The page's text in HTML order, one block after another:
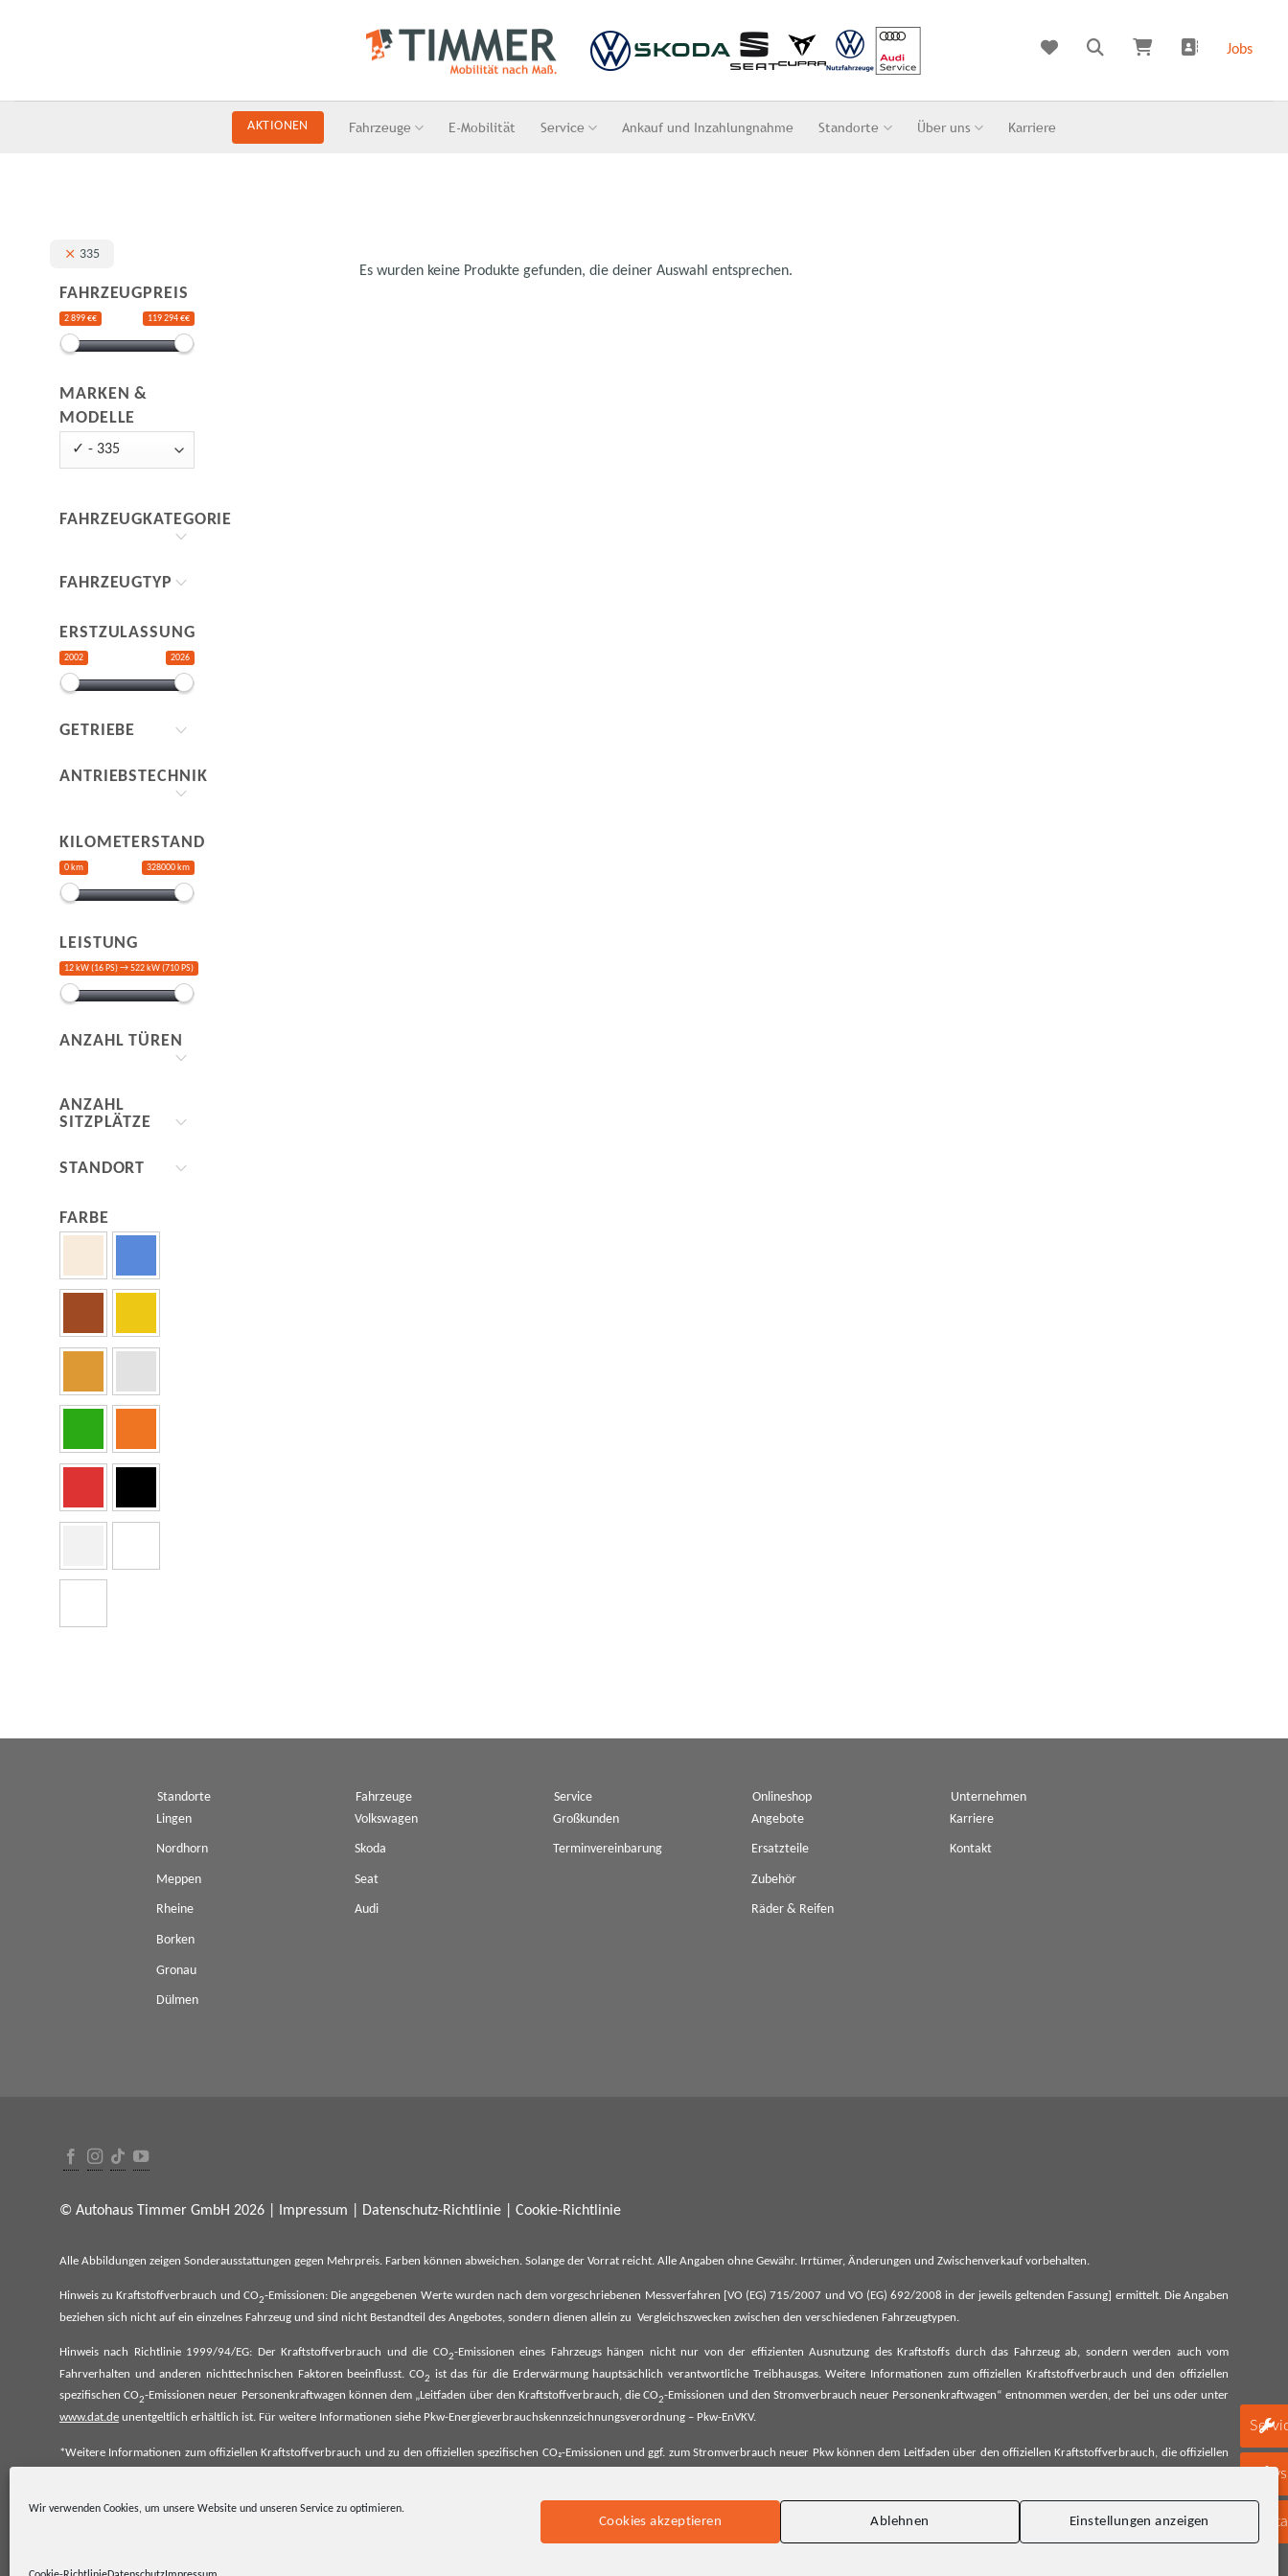
Wir verwenden Cookies, um unsere Website und unseren Service zu optimieren.
Cookies akzeptieren Ablehnen Einstellungen anzeigen
Jobs
AKTIONEN Fahrzeuge E-Mobilität Service Ankauf und Inzahlungnahme Standorte Über uns Karriere
335
FAHRZEUGPREIS
2 899 €€ 119 294 €€
MARKEN &
MODELLE
FAHRZEUGKATEGORIE
FAHRZEUGTYP
ERSTZULASSUNG
2002 2026
GETRIEBE
ANTRIEBSTECHNIK
KILOMETERSTAND
0 km 328000 km
LEISTUNG
12 kW (16 PS) →522 kW (710 PS)
ANZAHL TÜREN
ANZAHL
SITZPLÄTZE
STANDORT
FARBE
Es wurden keine Produkte gefunden, die deiner Auswahl entsprechen.
Standorte
Lingen
Nordhorn
Meppen
Rheine
Borken
Gronau
Dülmen
Fahrzeuge
Volkswagen
Skoda
Seat
Audi
Service
Großkunden
Terminvereinbarung
Onlineshop
Angebote
Ersatzteile
Zubehör
Räder & Reifen
Unternehmen
Karriere
Kontakt
© Autohaus Timmer GmbH 2026 | Impressum Datenschutz-Richtlinie Cookie-Richtlinie
Alle Abbildungen zeigen Sonderausstattungen gegen Mehrpreis. Farben können abweichen. Solange der Vorrat reicht. Alle Angaben ohne Gewähr. Irrtümer, Änderungen und Zwischenverkauf vorbehalten.
Hinweis zu Kraftstoffverbrauch und CO2-Emissionen: Die angegebenen Werte wurden nach dem vorgeschriebenen Messverfahren [VO (EG) 715/2007 und VO (EG) 692/2008 in der jeweils geltenden Fassung] ermittelt. Die Angaben
beziehen sich nicht auf ein einzelnes Fahrzeug und sind nicht Bestandteil des Angebotes, sondern dienen allein zu Vergleichszwecken zwischen den verschiedenen Fahrzeugtypen.
Hinweis nach Richtlinie 1999/94/EG: Der Kraftstoffverbrauch und die CO2-Emissionen eines Fahrzeugs hängen nicht nur von der effizienten Ausnutzung des Kraftstoffs durch das Fahrzeug ab, sondern werden auch vom
Fahrverhalten und anderen nichttechnischen Faktoren beeinflusst. CO2 ist das für die Erderwärmung hauptsächlich verantwortliche Treibhausgas. Weitere Informationen zum offiziellen Kraftstoffverbrauch und den offiziellen
spezifischen CO2-Emissionen neuer Personenkraftwagen können dem „Leitfaden über den Kraftstoffverbrauch, die CO2-Emissionen und den Stromverbrauch neuer Personenkraftwagen“ entnommen werden, der bei uns oder unter
www.dat.de unentgeltlich erhältlich ist. Für weitere Informationen siehe Pkw-Energieverbrauchskennzeichnungsverordnung – Pkw-EnVKV.
*Weitere Informationen zum offiziellen Kraftstoffverbrauch und zu den offiziellen spezifischen CO₂-Emissionen und ggf. zum Stromverbrauch neuer Pkw können dem Leitfaden über den offiziellen Kraftstoffverbrauch, die offiziellen